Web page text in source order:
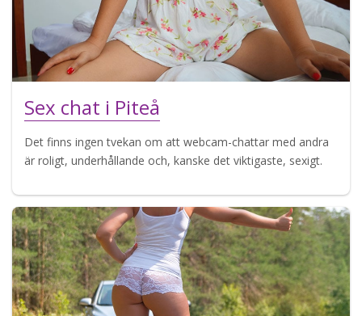
Sex chat i Piteå
Det finns ingen tvekan om att webcam-chattar med andra
är roligt, underhållande och, kanske det viktigaste, sexigt.